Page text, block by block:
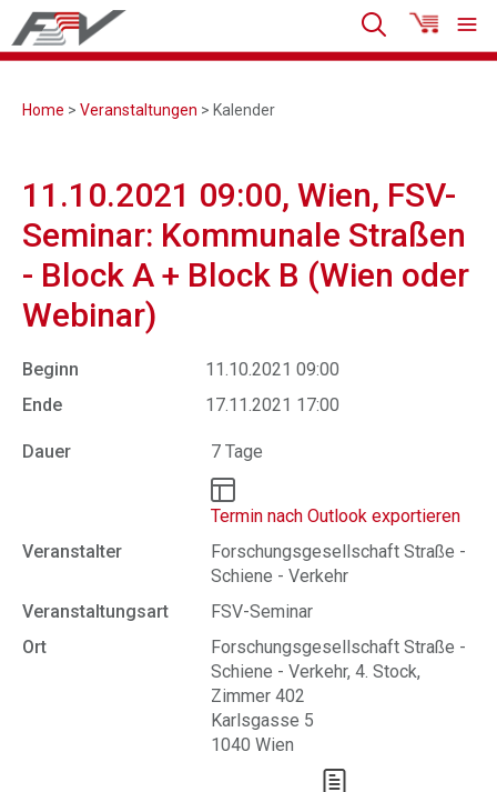
Home > Veranstaltungen > Kalender
11.10.2021 09:00, Wien, FSV-
Seminar: Kommunale Straßen
- Block A + Block B (Wien oder
Webinar)
Beginn
11.10.2021 09:00
Ende
17.11.2021 17:00
Dauer 7 Tage
Termin nach Outlook exportieren
Veranstalter
Forschungsgesellschaft Straße -
Schiene - Verkehr
Veranstaltungsart
FSV-Seminar
Ort
Forschungsgesellschaft Straße -
Schiene - Verkehr, 4. Stock,
Zimmer 402
Karlsgasse 5
1040 Wien